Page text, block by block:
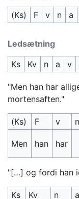
(Ks)
F v n a
Ledsætning
Ks
Kv n a v
"Men han har
mortensaften."
(Ks) F v n
Men han har
"[…] og fordi han
Ks Kv n a